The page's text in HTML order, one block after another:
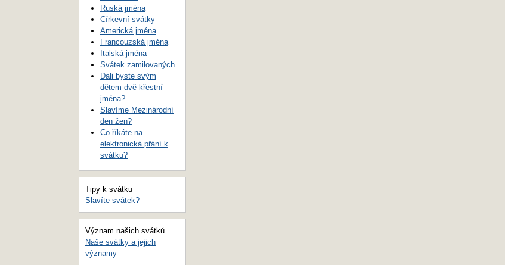
Ruská jména
Církevní svátky
Americká jména
Francouzská jména
Italská jména
Svátek zamilovaných
Dali byste svým
dětem dvě křestní
jména?
Slavíme Mezinárodní
den žen?
Co říkáte na
elektronická přání k
svátku?
Tipy k svátku
Slavíte svátek?
Význam našich svátků
Naše svátky a jejich
významy